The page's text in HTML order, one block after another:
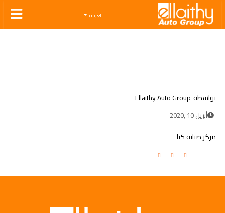
Ellaithy Auto Group
العربية
بواسطة Ellaithy Auto Group
أبريل 10 ,2020
مركز صيانة كيا